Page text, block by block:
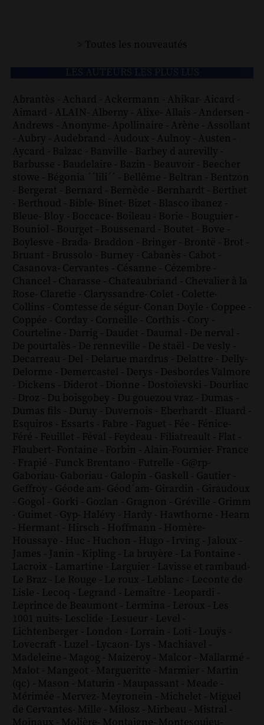
> Toutes les nouveautés
Abrantès - Achard - Ackermann - Ahikar- Aicard -
Aimard - ALAIN- Alberny - Alixe- Allais - Andersen -
Andrews - Anonyme- Apollinaire - Arène - Assollant
- Aubry - Audebrand - Audoux - Aulnoy - Austen -
Aycard - Balzac - Banville - Barbey d aurevilly -
Barbusse - Baudelaire - Bazin - Beauvoir - Beecher
stowe - Bégonia ´´lili´´ - Bellême - Beltran - Bentzon
- Bergerat - Bernard - Bernède - Bernhardt - Berthet
- Berthoud - Bible- Binet- Bizet - Blasco ibanez -
Bleue- Bloy - Boccace- Boileau - Borie - Bouguier -
Bouniol - Bourget - Boussenard - Boutet - Bove -
Boylesve - Brada- Braddon - Bringer - Brontë - Brot -
Bruant - Brussolo - Burney - Cabanès - Cabot -
Casanova- Cervantes - Césanne - Cézembre -
Chancel - Charasse - Chateaubriand - Chevalier à la
Rose- Claretie - Claryssandre- Colet - Colette-
Collins - Comtesse de ségur- Conan Doyle - Coppee -
Coppée - Corday - Corneille - Corthis - Cory -
Courteline - Darrig - Daudet - Daumal - De nerval -
De pourtalès - De renneville - De staël - De vesly -
Decarreau - Del - Delarue mardrus - Delattre - Delly-
Delorme - Demercastel - Derys - Desbordes Valmore
- Dickens - Diderot - Dionne - Dostoïevski - Dourliac
- Droz - Du boisgobey - Du gouezou vraz - Dumas -
Dumas fils - Duruy - Duvernois - Eberhardt - Eluard -
Esquiros - Essarts - Fabre - Faguet - Fée - Fénice-
Féré - Feuillet - Féval - Feydeau - Filiatreault - Flat -
Flaubert- Fontaine - Forbin - Alain-Fournier- France
- Frapié - Funck Brentano - Futrelle - G@rp-
Gaboriau- Gaboriau - Galopin - Gaskell - Gautier -
Geffroy - Géode am- Géod´am- Girardin - Giraudoux
- Gogol - Gorki - Gozlan - Gragnon - Gréville - Grimm
- Guimet - Gyp- Halévy - Hardy - Hawthorne - Hearn
- Hermant - Hirsch - Hoffmann - Homère-
Houssaye - Huc - Huchon - Hugo - Irving - Jaloux -
James - Janin - Kipling - La bruyère - La Fontaine -
Lacroix - Lamartine - Larguier - Lavisse et rambaud-
Le Braz - Le Rouge - Le roux - Leblanc - Leconte de
Lisle - Lecoq - Legrand - Lemaître - Leopardi -
Leprince de Beaumont - Lermina - Leroux - Les
1001 nuits- Lesclide - Lesueur - Level -
Lichtenberger - London - Lorrain - Loti - Louÿs -
Lovecraft - Luzel - Lycaon- Lys - Machiavel -
Madeleine - Magog - Maizeroy - Malcor - Mallarmé -
Malot - Mangeot - Margueritte - Marmier - Martin
(qc) - Mason - Maturin - Maupassant - Meade -
Mérimée - Mervez- Meyronein - Michelet - Miguel
de Cervantes- Mille - Milosz - Mirbeau - Mistral -